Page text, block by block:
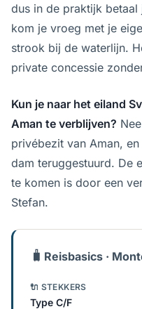
dus in de praktijk
kom je vroeg met je
strook bij de waterlijn.
private concessie
Kun je naar het eiland
Aman te verblijven?
privébezit van Aman,
dam teruggestuurd. De
te komen is door een
Stefan.
🧳 Reisbasics ·
🔌 STEKKERS
Type C/F